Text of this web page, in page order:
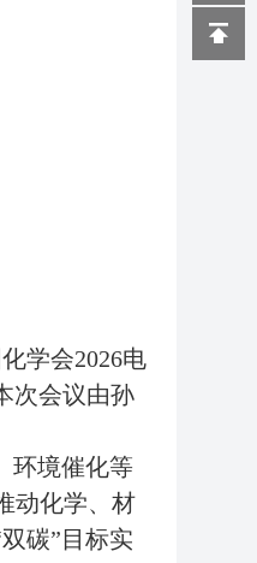
学会2026电
次会议由孙
环境催化等
动化学、材
碳”目标实